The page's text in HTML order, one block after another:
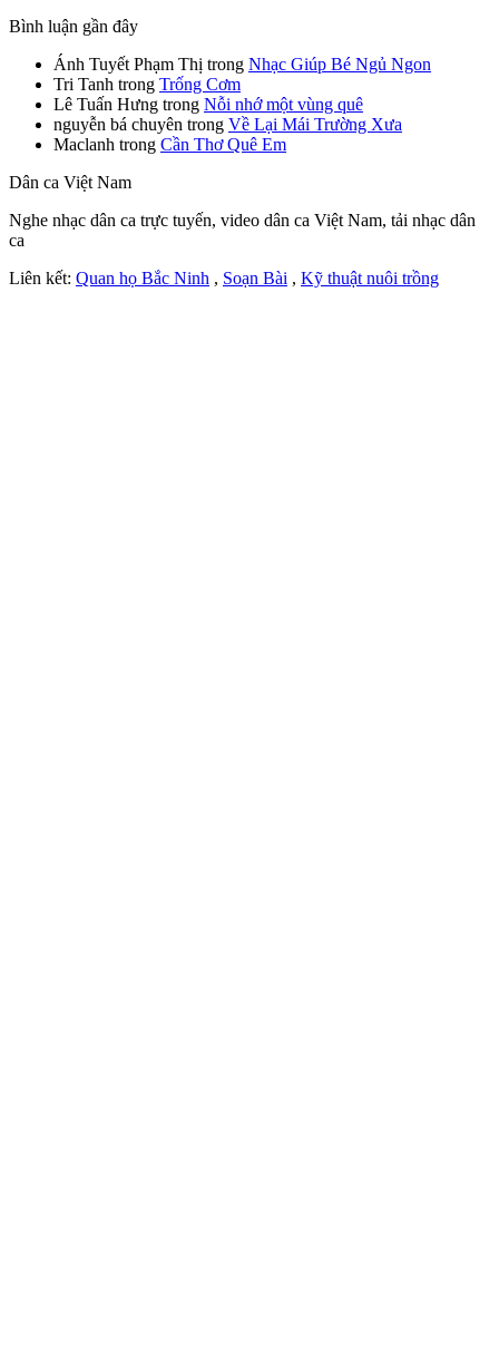
Bình luận gần đây
Ánh Tuyết Phạm Thị trong Nhạc Giúp Bé Ngủ Ngon
Tri Tanh trong Trống Cơm
Lê Tuấn Hưng trong Nỗi nhớ một vùng quê
nguyễn bá chuyên trong Về Lại Mái Trường Xưa
Maclanh trong Cần Thơ Quê Em
Dân ca Việt Nam
Nghe nhạc dân ca trực tuyến, video dân ca Việt Nam, tải nhạc dân
ca
Liên kết: Quan họ Bắc Ninh , Soạn Bài , Kỹ thuật nuôi trồng